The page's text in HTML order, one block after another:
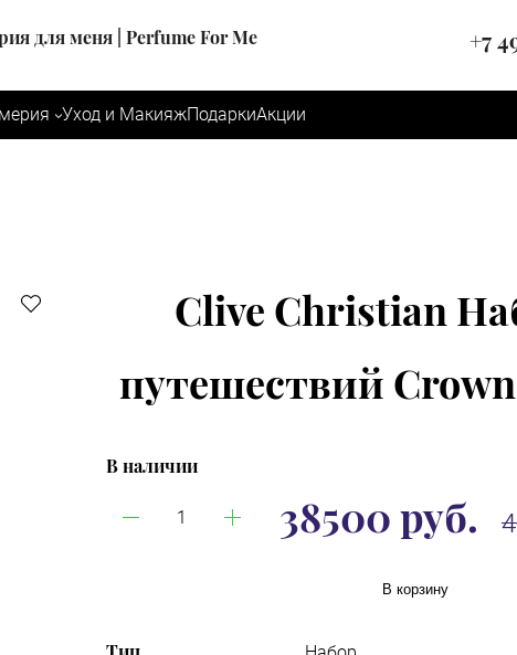
для меня | Perfume For Me +7
Уход и МакияжПодаркиАкции
Clive Christian
путешествий
В наличии
38500 руб.
В корзину